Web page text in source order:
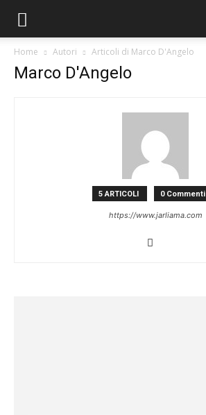
Home Autori Articoli di Marco D'Angelo
Marco D'Angelo
5 ARTICOLI 0 Commenti
https://www.jarliama.com